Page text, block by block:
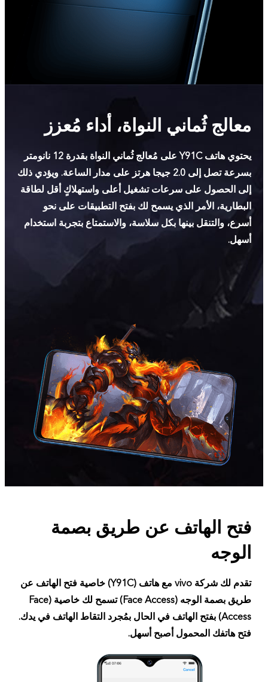
معالج ثُماني النواة، أداء مُعزز
يحتوي هاتف Y91C على مُعالج ثُماني النواة بقدرة 12 نانومتر
بسرعة تصل إلى 2.0 جيجا هرتز على مدار الساعة. ويؤدي ذلك
إلى الحصول على سرعات تشغيل أعلى واستهلاكٍ أقل لطاقة
البطارية، الأمر الذي يسمح لك بفتح التطبيقات على نحو
أسرع، والتنقل بينها بكل سلاسة، والاستمتاع بتجربة استخدام
أسهل.
فتح الهاتف عن طريق بصمة
الوجه
تقدم لك شركة vivo مع هاتف (Y91C) خاصية فتح الهاتف عن
طريق بصمة الوجه (Face Access) تسمح لك خاصية (Face
Access) بفتح الهاتف في الحال بمُجرد التقاط الهاتف في يدك.
فتح هاتفك المحمول أصبح أسهل.